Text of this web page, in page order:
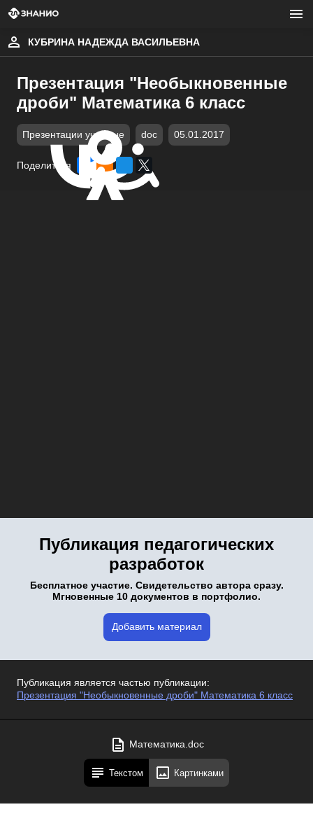
КУБРИНА НАДЕЖДА ВАСИЛЬЕВНА
Презентация "Необыкновенные
дроби" Математика 6 класс
Презентации учебные doc 05.01.2017
Поделиться
Публикация педагогических
разработок
Бесплатное участие. Свидетельство автора сразу.
Мгновенные 10 документов в портфолио.
Добавить материал
Публикация является частью публикации:
Презентация "Необыкновенные дроби" Математика 6 класс
Математика.doc
Текстом Картинками